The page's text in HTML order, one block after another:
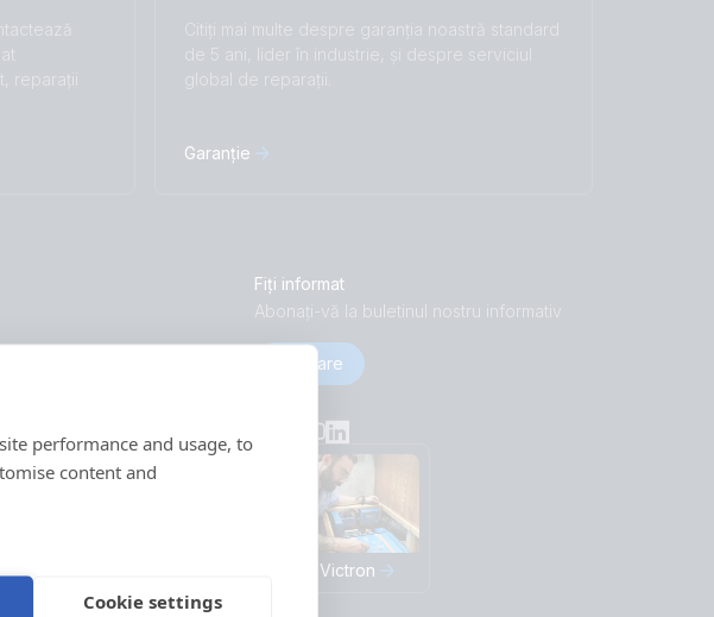
performance and usage, to
content and
Cookie settings
accept
reparații
Citiți mai multe despre garanția noastră standard
de 5 ani, lider în industrie, și despre serviciul
global de reparații.
Garanție
Fiți informat
Abonați-vă la buletinul nostru informativ
Abonare
This is Victron